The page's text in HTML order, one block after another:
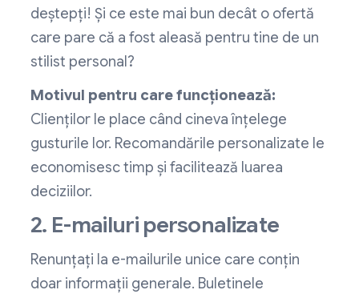
deștepți! Și ce este mai bun decât o ofertă
care pare că a fost aleasă pentru tine de un
stilist personal?
Motivul pentru care funcționează:
Clienților le place când cineva înțelege
gusturile lor. Recomandările personalizate le
economisesc timp și facilitează luarea
deciziilor.
2. E-mailuri personalizate
Renunțați la e-mailurile unice care conțin
doar informații generale. Buletinele